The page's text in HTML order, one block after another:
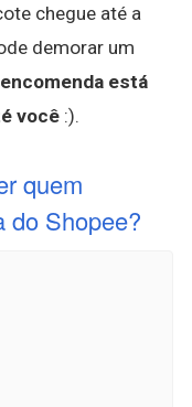
chegue até a
demorar um
está
você :).
quem
do Shopee?